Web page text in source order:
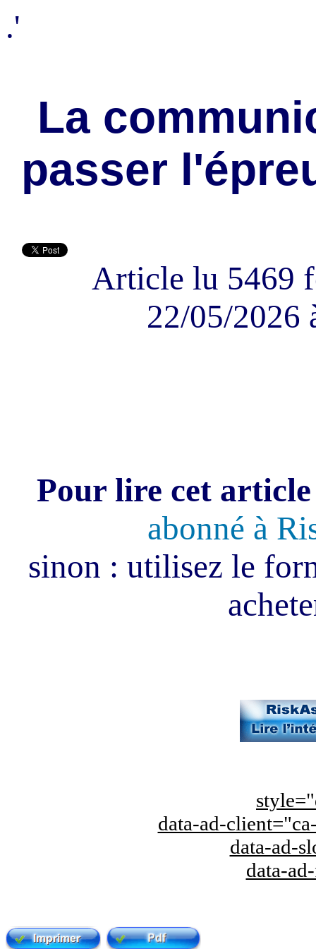
.'
La
passer
Article lu 5469
22/05/2026
Pour lire cet
abonné à
sinon : utilisez le
data-ad-
data-ad-
data-